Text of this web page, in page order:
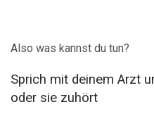
Also was kannst du tun?
Sprich mit deinem Arzt
oder sie zuhört